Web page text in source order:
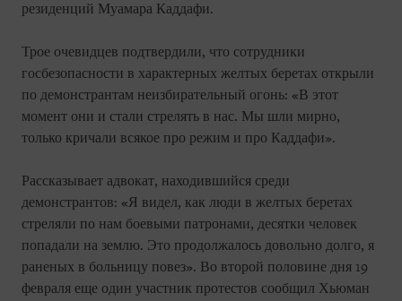
резиденций Муамара Каддафи.
Трое очевидцев подтвердили, что сотрудники
госбезопасности в характерных желтых беретах открыли
по демонстрантам неизбирательный огонь: «В этот
момент они и стали стрелять в нас. Мы шли мирно,
только кричали всякое про режим и про Каддафи».
Рассказывает адвокат, находившийся среди
демонстрантов: «Я видел, как люди в желтых беретах
стреляли по нам боевыми патронами, десятки человек
попадали на землю. Это продолжалось довольно долго, я
раненых в больницу повез». Во второй половине дня 19
февраля еще один участник протестов сообщил Хьюман